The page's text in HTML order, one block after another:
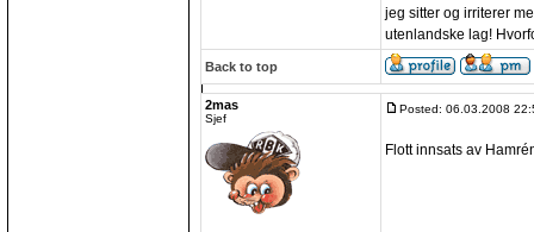
jeg sitter og irriterer
utenlandske lag!
Back to top
2mas
Sjef
Posted: 06.03.2008
Flott innsats av